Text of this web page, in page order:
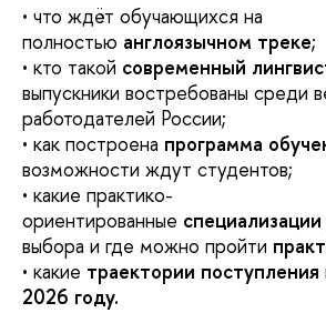
• что ждёт обучающихся на
полностью англоязычном треке;
• кто такой современный
выпускники востребованы среди
работодателей России;
• как построена программа
возможности ждут студентов;
• какие практико-
ориентированные специализации
выбора и где можно пройти
• какие траектории поступления
2026 году.